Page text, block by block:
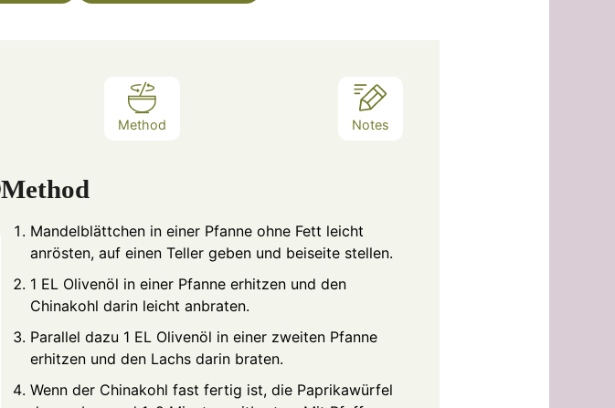
Method Notes
Method
Mandelblättchen in einer Pfanne ohne Fett leicht
anrösten, auf einen Teller geben und beiseite stellen.
1 EL Olivenöl in einer Pfanne erhitzen und den
Chinakohl darin leicht anbraten.
Parallel dazu 1 EL Olivenöl in einer zweiten Pfanne
erhitzen und den Lachs darin braten.
Wenn der Chinakohl fast fertig ist, die Paprikawürfel